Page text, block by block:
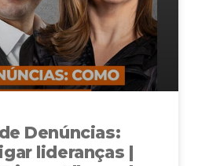
Denúncias:
lideranças |